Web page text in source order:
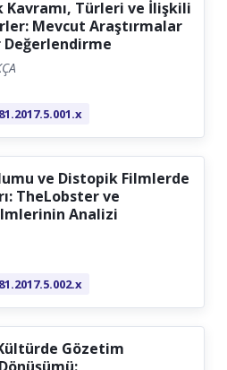
Kavramı, Türleri ve İlişkili
Mevcut Araştırmalar
Değerlendirme
ve Distopik Filmlerde
TheLobster ve
Analizi
Gözetim